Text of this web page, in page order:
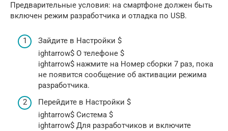
Предварительные условия: на смартфоне должен быть
включен режим разработчика и отладка по USB.
Зайдите в Настройки $
ightarrow$ О телефоне $
ightarrow$ нажмите на Номер сборки 7 раз, пока
не появится сообщение об активации режима
разработчика.
Перейдите в Настройки $
ightarrow$ Система $
ightarrow$ Для разработчиков и включите